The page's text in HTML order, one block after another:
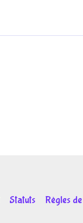
Statuts Règles